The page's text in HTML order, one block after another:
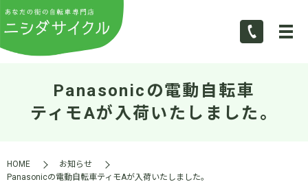
Panasonicの電動自転車
ティモAが入荷いたしました。
HOME
お知らせ
Panasonicの電動自転車ティモAが入荷いたしました。